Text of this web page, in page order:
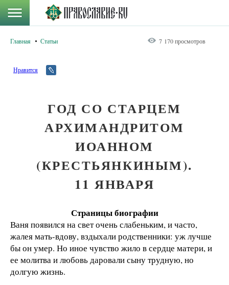
Главная Статьи 7 170 просмотров
Нравится
ГОД СО СТАРЦЕМ
АРХИМАНДРИТОМ
ИОАННОМ
(КРЕСТЬЯНКИНЫМ).
11 ЯНВАРЯ
Страницы биографии
Ваня появился на свет очень слабеньким, и часто,
жалея мать-вдову, вздыхали родственники: уж лучше
бы он умер. Но иное чувство жило в сердце матери, и
ее молитва и любовь даровали сыну трудную, но
долгую жизнь.